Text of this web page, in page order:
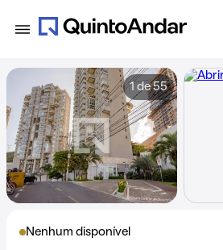
Nenhum disponível
1 de 55